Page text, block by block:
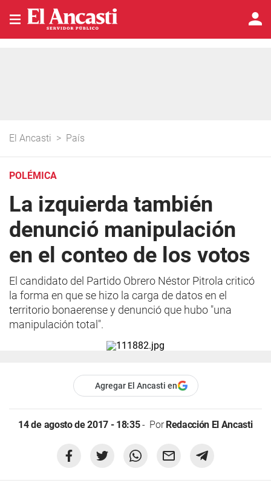
El Ancasti > País
POLÉMICA
La izquierda también
denunció manipulación
en el conteo de los votos
El candidato del Partido Obrero Néstor Pitrola criticó
la forma en que se hizo la carga de datos en el
territorio bonaerense y denunció que hubo "una
manipulación total".
Agregar El Ancasti en
14 de agosto de 2017 - 18:35 PorRedacción El Ancasti